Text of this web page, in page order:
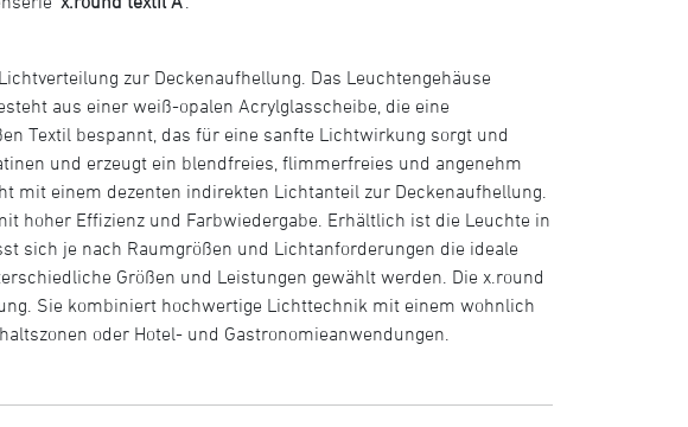
zur Deckenaufhellung. Das Leuchtengehäuse
aus einer weiß-opalen Acrylglasscheibe, die eine
Textil bespannt, das für eine sanfte Lichtwirkung sorgt und
und erzeugt ein blendfreies, flimmerfreies und angenehm
mit einem dezenten indirekten Lichtanteil zur Deckenaufhellung.
hoher Effizienz und Farbwiedergabe. Erhältlich ist die Leuchte in
sich je nach Raumgrößen und Lichtanforderungen die ideale
Größen und Leistungen gewählt werden. Die x.round
Sie kombiniert hochwertige Lichttechnik mit einem wohnlich
oder Hotel- und Gastronomieanwendungen.